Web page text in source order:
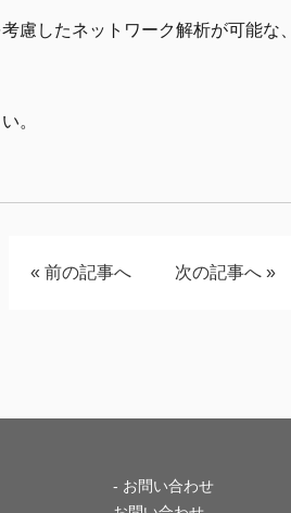
慮したネットワーク解析が可能な
。
« 前の記事へ 次の記事へ»
- お問い合わせ